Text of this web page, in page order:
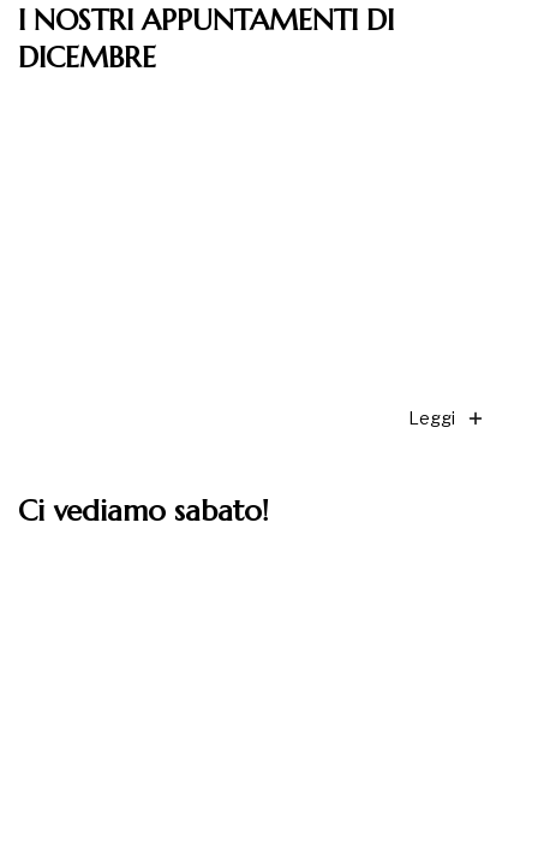
I NOSTRI APPUNTAMENTI DI
DICEMBRE
Leggi
Ci vediamo sabato!